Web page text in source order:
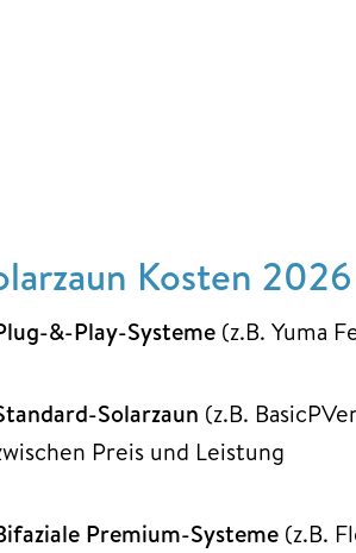
Kosten
&-Play-Systeme (z.B. Yuma
Solarzaun (z.B.
Preis und Leistung
Premium-Systeme (z.B.